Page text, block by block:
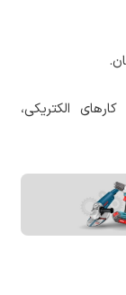
الکتریکی،